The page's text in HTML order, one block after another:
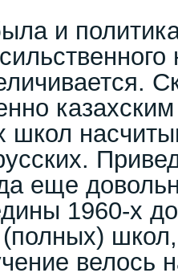
и
школ
еще
1960-х
велось